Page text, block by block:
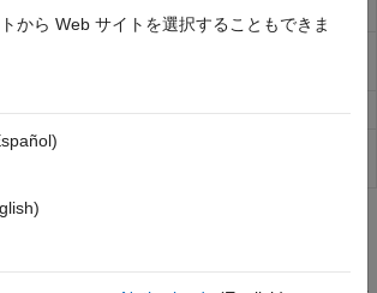
Zero-forcing equalization
MMSE equalization
から Web サイトを選択することもできま